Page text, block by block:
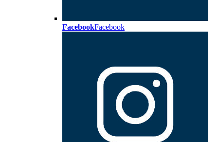
FacebookFacebook